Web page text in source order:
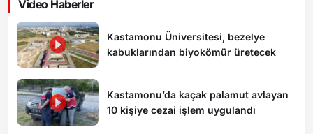
Video Haberler
Kastamonu Üniversitesi, bezelye
kabuklarından biyokömür üretecek
Kastamonu’da kaçak palamut avlayan
10 kişiye cezai işlem uygulandı